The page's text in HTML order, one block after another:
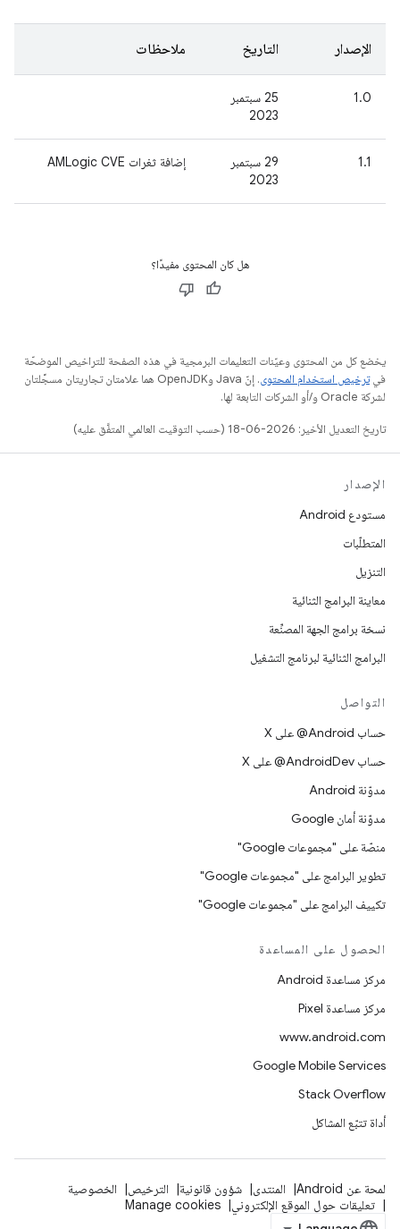
الإصدار التاريخ ملاحظات
1.0
‫25 سبتمبر
2023
1.1
‫29 سبتمبر
2023
إضافة ثغرات AMLogic CVE
هل كان المحتوى مفيدًا؟
يخضع كل من المحتوى وعيّنات التعليمات البرمجية في هذه الصفحة للتراخيص الموضحّة
فيترخيص استخدام المحتوى
. إنّ Java وOpenJDK هما علامتان تجاريتان مسجَّلتان
لشركة Oracle و/أو الشركات التابعة لها.
تاريخ التعديل الأخير: 2026-06-18 (حسب التوقيت العالمي المتفَّق عليه)
الإصدار
مستودع Android
المتطلّبات
التنزيل
معاينة البرامج الثنائية
نسخة برامج الجهة المصنِّعة
البرامج الثنائية لبرنامج التشغيل
التواصل
حساب ‎@Android على X
حساب ‎@AndroidDev على X
مدوّنة Android
مدوّنة أمان Google
منصّة على "مجموعات Google"
تطوير البرامج على "مجموعات Google"
تكييف البرامج على "مجموعات Google"
الحصول على المساعدة
مركز مساعدة Android
مركز مساعدة Pixel
www.android.com
Google Mobile Services
Stack Overflow
أداة تتبّع المشاكل
لمحة عن Android المنتدى شؤون قانونية الترخيص
الخصوصية
تعليقات حول الموقع الإلكتروني
Manage cookies